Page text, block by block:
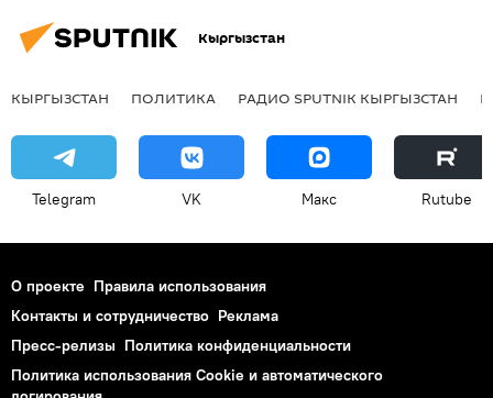
Кыргызстан
КЫРГЫЗСТАН ПОЛИТИКА РАДИО SPUTNIK КЫРГЫЗСТАН
Telegram VK Макс Rutube
О проекте Правила использования
Контакты и сотрудничество Реклама
Пресс-релизы Политика конфиденциальности
Политика использования Cookie и автоматического